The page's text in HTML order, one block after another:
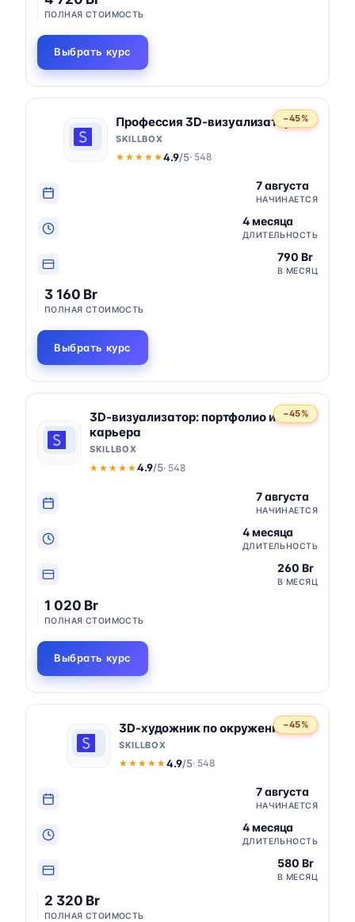
ПОЛНАЯ СТОИМОСТЬ
Выбрать курс
−45%
Профессия 3D-визуализатор
SKILLBOX
★★★★★
★★★★★4.9/5· 548
7 августа
НАЧИНАЕТСЯ
4 месяца
ДЛИТЕЛЬНОСТЬ
790 Br
В МЕСЯЦ
3 160 Br
ПОЛНАЯ СТОИМОСТЬ
Выбрать курс
−45%
3D-визуализатор: портфолио и
карьера
SKILLBOX
★★★★★
★★★★★4.9/5· 548
7 августа
НАЧИНАЕТСЯ
4 месяца
ДЛИТЕЛЬНОСТЬ
260 Br
В МЕСЯЦ
1 020 Br
ПОЛНАЯ СТОИМОСТЬ
Выбрать курс
−45%
3D-художник по окружению
SKILLBOX
★★★★★
★★★★★4.9/5· 548
7 августа
НАЧИНАЕТСЯ
4 месяца
ДЛИТЕЛЬНОСТЬ
580 Br
В МЕСЯЦ
2 320 Br
ПОЛНАЯ СТОИМОСТЬ